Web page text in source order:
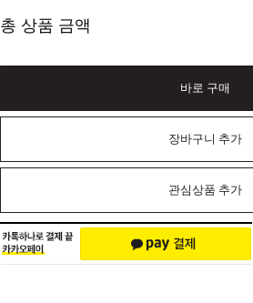
총 상품 금액
바로 구매
장바구니 추가
관심상품 추가